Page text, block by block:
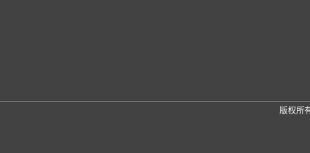
版权所